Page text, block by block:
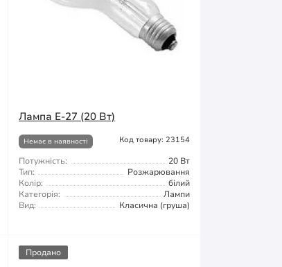
Лампа Е-27 (20 Вт)
Немає в наявності Код товару: 23154
Потужність:
20 Вт
Тип:
Розжарювання
Колір:
білий
Категорія:
Лампи
Вид:
Класична (груша)
Продано